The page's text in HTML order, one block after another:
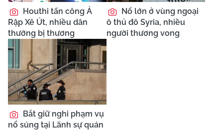
Houthi tấn công Ả
Rập Xê Út, nhiều dân
thường bị thương
Nổ lớn ở vùng ngoại
ô thủ đô Syria, nhiều
người thương vong
Bắt giữ nghi phạm vụ
nổ súng tại Lãnh sự quán